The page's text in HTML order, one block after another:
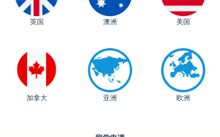
英国 澳洲 美国
加拿大 亚洲 欧洲
从上海财大2+2到谢菲尔德：低均分逆袭QS百强金
​恭喜Z同学荣获剑桥大学录取